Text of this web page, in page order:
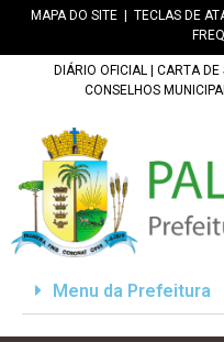
MAPA DO SITE TECLAS DE
DIÁRIO OFICIAL CARTA DE
CONSELHOS
Menu da Prefeitura